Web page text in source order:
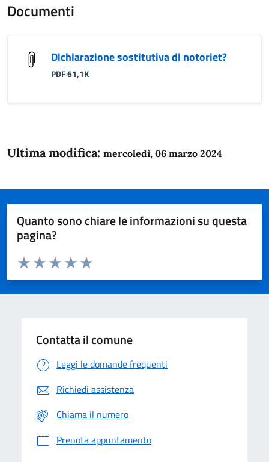
Documenti
Dichiarazione sostitutiva di notoriet?
PDF 61,1K
Ultima modifica: mercoledì, 06 marzo 2024
Quanto sono chiare le informazioni su questa
pagina?
Domanda
Valuta da 1 a 5 stelle la pagina
Valuta 5 stelle su 5
Valuta 4 stelle su 5
Valuta 3 stelle su 5
Valuta 2 stelle su 5
Valuta 1 stelle su 5
Contatta il comune
Leggi le domande frequenti
Richiedi assistenza
Chiama il numero
Prenota appuntamento